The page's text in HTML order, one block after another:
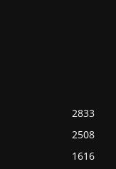
2833
2508
1616